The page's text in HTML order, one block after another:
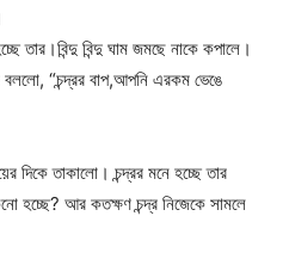
তার।বিন্দু বিন্দু ঘাম জমছে নাকে কপালে।
বললো, “চন্দ্রর বাপ,আপনি এরকম ভেঙে
দিকে তাকালো। চন্দ্রর মনে হচ্ছে তার
হচ্ছে? আর কতক্ষণ চন্দ্র নিজেকে সামলে